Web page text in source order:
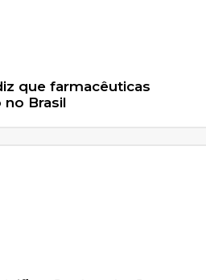
que farmacêuticas
Brasil